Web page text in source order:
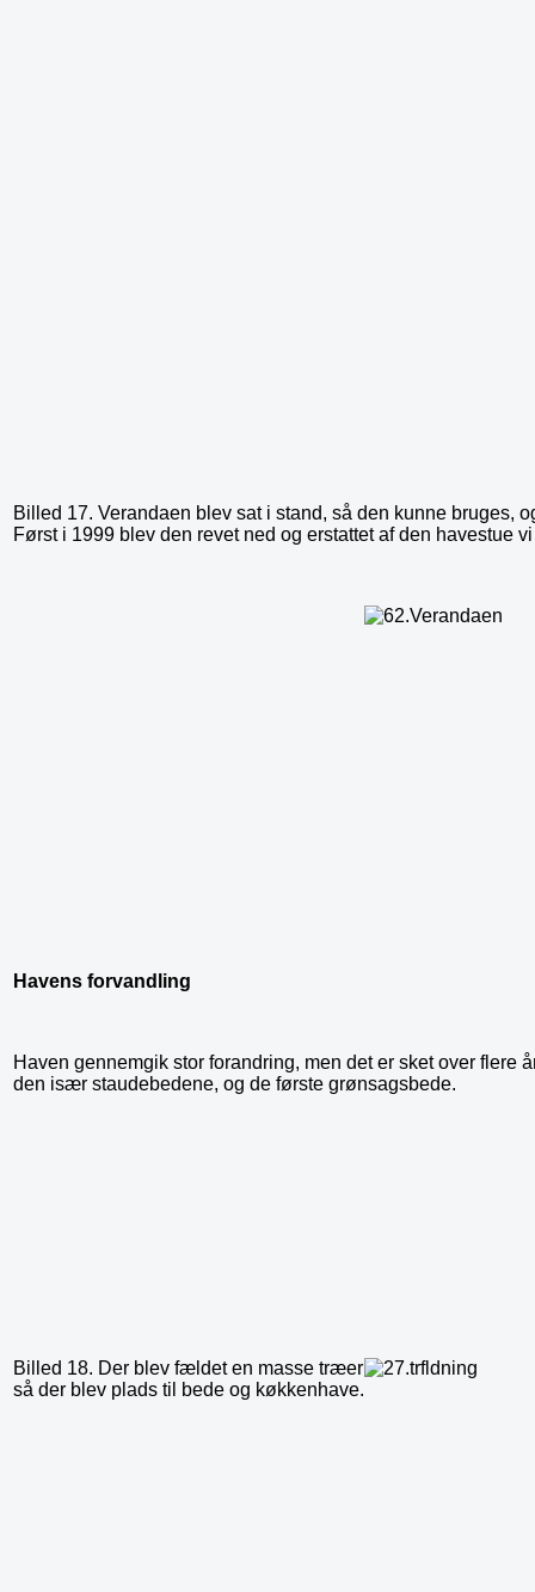
Billed 17. Verandaen blev sat i stand, så den kunne bruges,
Først i 1999 blev den revet ned og erstattet af den havestue
Havens forvandling
Haven gennemgik stor forandring, men det er sket over flere
den især staudebedene, og de første grønsagsbede.
Billed 18. Der blev fældet en masse træer
så der blev plads til bede og køkkenhave.